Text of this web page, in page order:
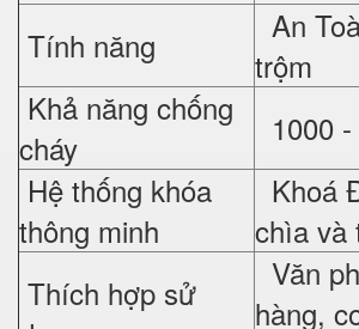
Tính năng
An
trộm
Khả năng chống
cháy
1000
Hệ thống khóa
thông minh
Khoá
chìa và
Thích hợp sử
Văn
hàng,